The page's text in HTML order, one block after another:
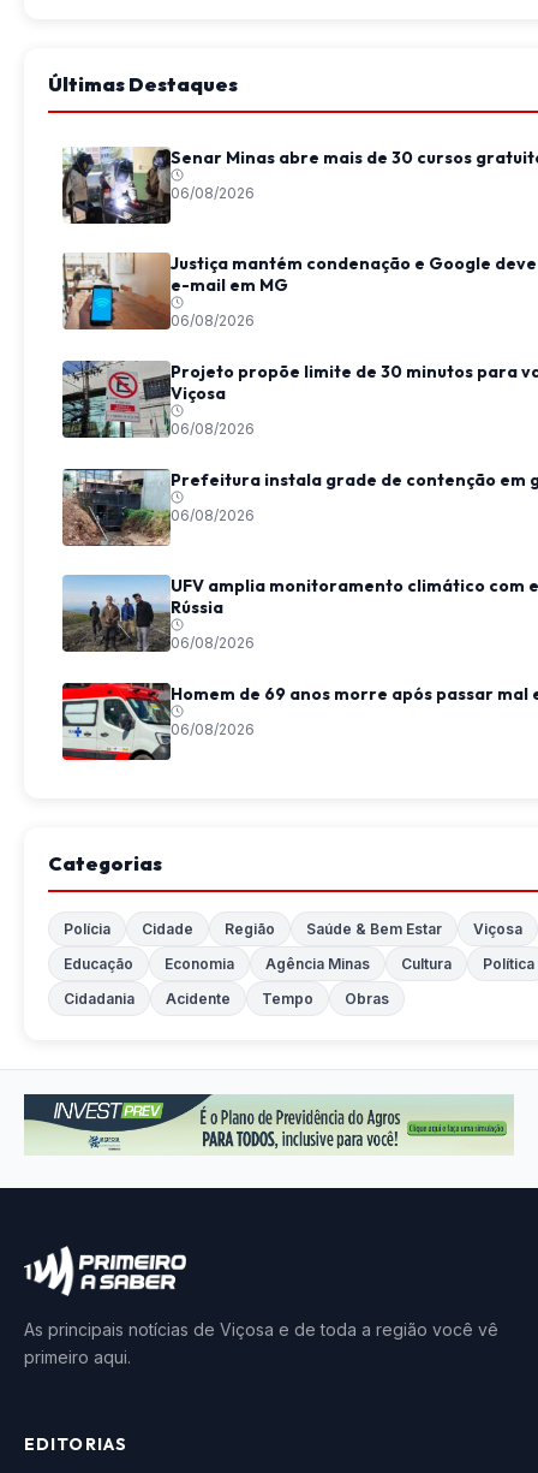
Últimas Destaques
Senar Minas abre mais de 30 cursos
06/08/2026
Justiça mantém condenação e Google
e-mail em MG
06/08/2026
Projeto propõe limite de 30 minutos para
Viçosa
06/08/2026
Prefeitura instala grade de contenção em
06/08/2026
UFV amplia monitoramento climático com
Rússia
06/08/2026
Homem de 69 anos morre após passar mal
06/08/2026
Categorias
Polícia Cidade Região Saúde & Bem Estar
Viçosa
Educação
Economia Agência Minas Cultura
Política
Cidadania
Acidente Tempo Obras
As principais notícias de Viçosa e de toda a região você vê
primeiro aqui.
EDITORIAS